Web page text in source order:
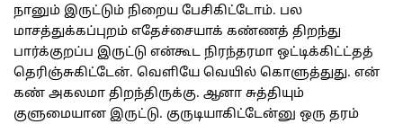
நானும் இருட்டும் நிறைய பேசிகிட்டோம். பல
மாசத்துக்கப்புறம் எதேச்சையாக் கண்ணத் திறந்து
பார்க்குறப்ப இருட்டு என்கூட நிரந்தரமா ஒட்டிக்கிட்ட்தத்
தெரிஞ்சுகிட்டேன். வெளியே வெயில் கொளுத்துது. என்
கண் அகலமா திறந்திருக்கு. ஆனா சுத்தியும்
குளுமையான இருட்டு. குருடியாகிட்டேன்னு ஒரு தரம்